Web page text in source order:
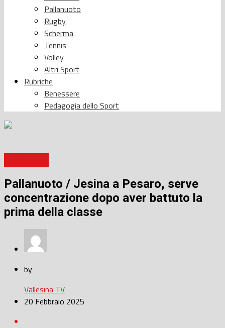
Pallanuoto
Rugby
Scherma
Tennis
Volley
Altri Sport
Rubriche
Benessere
Pedagogia dello Sport
Pallanuoto / Jesina a Pesaro, serve
concentrazione dopo aver battuto la
prima della classe
by
Vallesina TV
20 Febbraio 2025